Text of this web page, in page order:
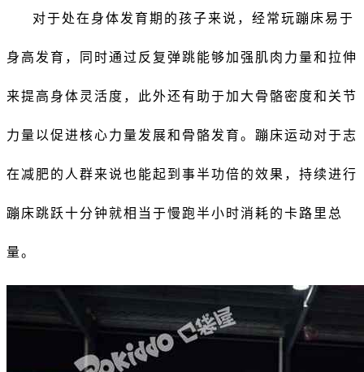
对于处在身体发育期的孩子来说，经常玩蹦床易于
身高发育，同时通过反复弹跳能够加强肌肉力量和拉伸
来提高身体灵活度，此外还有助于加大骨骼密度和关节
力量以促进核心力量发展和骨骼发育。蹦床运动对于志
在减肥的人群来说也能起到事半功倍的效果，持续进行
蹦床跳跃十分钟就相当于慢跑半小时消耗的卡路里总
量。